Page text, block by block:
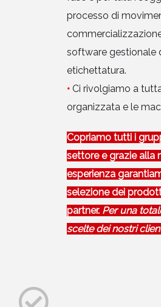
processo di
software gestionale
etichettatura.
• Ci rivolgiamo a
organizzata e le
Copriamo tutti i
settore e grazie alla
esperienza
selezione dei
partner. Per una
scelte dei nostri